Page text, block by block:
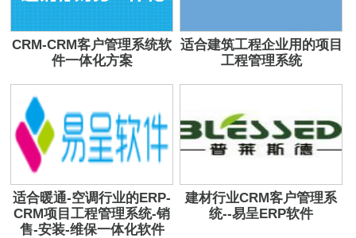
CRM-CRM客户管理系统软
件一体化方案
适合建筑工程企业用的项目
工程管理系统
适合暖通-空调行业的ERP-
CRM项目工程管理系统-销
售-安装-维保一体化软件
建材行业CRM客户管理系
统--易呈ERP软件